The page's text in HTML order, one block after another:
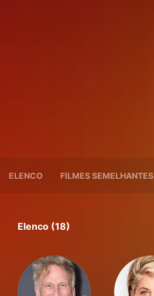
ELENCO FILMES SEMELHANTES
Elenco (18)